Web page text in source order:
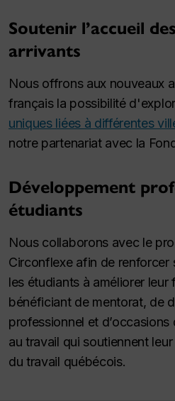
Soutenir l’accueil
arrivants
Nous offrons aux nouveaux
français la possibilité
uniques liées à différentes
notre partenariat avec la
Développement
étudiants
Nous collaborons avec le
Circonflexe afin de renforcer
les étudiants à améliorer leur
bénéficiant de mentorat, de
professionnel et d’occasions
au travail qui soutiennent
du travail québécois.